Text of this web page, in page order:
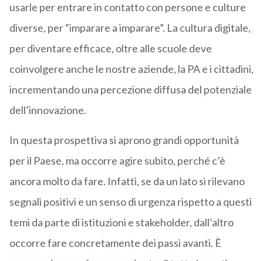
usarle per entrare in contatto con persone e culture
diverse, per “imparare a imparare”. La cultura digitale,
per diventare efficace, oltre alle scuole deve
coinvolgere anche le nostre aziende, la PA e i cittadini,
incrementando una percezione diffusa del potenziale
dell’innovazione.
In questa prospettiva si aprono grandi opportunità
per il Paese, ma occorre agire subito, perché c’è
ancora molto da fare. Infatti, se da un lato si rilevano
segnali positivi e un senso di urgenza rispetto a questi
temi da parte di istituzioni e stakeholder, dall’altro
occorre fare concretamente dei passi avanti. È